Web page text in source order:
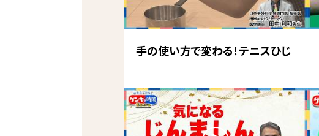
手の使い方で変わる！テニスひじ